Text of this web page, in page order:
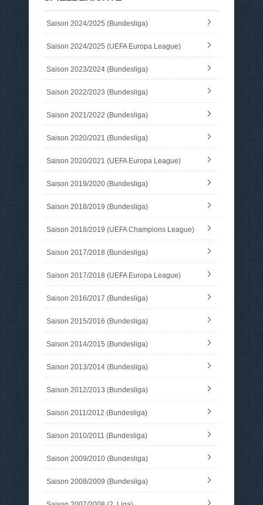
Saison 2024/2025 (Bundesliga)
Saison 2024/2025 (UEFA Europa League)
Saison 2023/2024 (Bundesliga)
Saison 2022/2023 (Bundesliga)
Saison 2021/2022 (Bundesliga)
Saison 2020/2021 (Bundesliga)
Saison 2020/2021 (UEFA Europa League)
Saison 2019/2020 (Bundesliga)
Saison 2018/2019 (Bundesliga)
Saison 2018/2019 (UEFA Champions League)
Saison 2017/2018 (Bundesliga)
Saison 2017/2018 (UEFA Europa League)
Saison 2016/2017 (Bundesliga)
Saison 2015/2016 (Bundesliga)
Saison 2014/2015 (Bundesliga)
Saison 2013/2014 (Bundesliga)
Saison 2012/2013 (Bundesliga)
Saison 2011/2012 (Bundesliga)
Saison 2010/2011 (Bundesliga)
Saison 2009/2010 (Bundesliga)
Saison 2008/2009 (Bundesliga)